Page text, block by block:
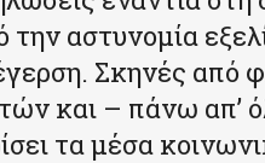
αστυνομία
Σκηνές από
και – πάνω απ’
τα μέσα